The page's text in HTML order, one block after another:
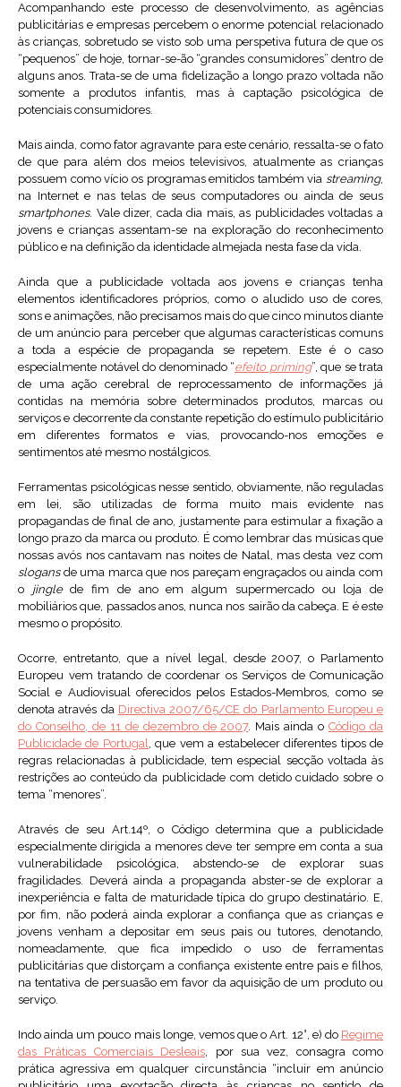
Acompanhando este processo de desenvolvimento, as agências
publicitárias e empresas percebem o enorme potencial relacionado
às crianças, sobretudo se visto sob uma perspetiva futura de que os
“pequenos” de hoje, tornar-se-ão “grandes consumidores” dentro de
alguns anos. Trata-se de uma fidelização a longo prazo voltada não
somente a produtos infantis, mas à captação psicológica de
potenciais consumidores.
Mais ainda, como fator agravante para este cenário, ressalta-se o fato
de que para além dos meios televisivos, atualmente as crianças
possuem como vício os programas emitidos também via streaming,
na Internet e nas telas de seus computadores ou ainda de seus
smartphones. Vale dizer, cada dia mais, as publicidades voltadas a
jovens e crianças assentam-se na exploração do reconhecimento
público e na definição da identidade almejada nesta fase da vida.
Ainda que a publicidade voltada aos jovens e crianças tenha
elementos identificadores próprios, como o aludido uso de cores,
sons e animações, não precisamos mais do que cinco minutos diante
de um anúncio para perceber que algumas características comuns
a toda a espécie de propaganda se repetem. Este é o caso
especialmente notável do denominado “efeito priming”, que se trata
de uma ação cerebral de reprocessamento de informações já
contidas na memória sobre determinados produtos, marcas ou
serviços e decorrente da constante repetição do estímulo publicitário
em diferentes formatos e vias, provocando-nos emoções e
sentimentos até mesmo nostálgicos.
Ferramentas psicológicas nesse sentido, obviamente, não reguladas
em lei, são utilizadas de forma muito mais evidente nas
propagandas de final de ano, justamente para estimular a fixação a
longo prazo da marca ou produto. É como lembrar das músicas que
nossas avós nos cantavam nas noites de Natal, mas desta vez com
slogansde uma marca que nos pareçam engraçados ou ainda com
o jinglede fim de ano em algum supermercado ou loja de
mobiliários que, passados anos, nunca nos sairão da cabeça. E é este
mesmo o propósito.
Ocorre, entretanto, que a nível legal, desde 2007, o Parlamento
Europeu vem tratando de coordenar os Serviços de Comunicação
Social e Audiovisual oferecidos pelos Estados-Membros, como se
denota através da Directiva 2007/65/CE do Parlamento Europeu e
do Conselho, de 11 de dezembro de 2007. Mais ainda oCódigo da
Publicidade de Portugal, que vem a estabelecer diferentes tipos de
regras relacionadas à publicidade, tem especial secção voltada às
restrições ao conteúdo da publicidade com detido cuidado sobre o
tema “menores”.
Através de seu Art.14º, o Código determina que a publicidade
especialmente dirigida a menores deve ter sempre em conta a sua
vulnerabilidade psicológica, abstendo-se de explorar suas
fragilidades. Deverá ainda a propaganda abster-se de explorar a
inexperiência e falta de maturidade típica do grupo destinatário. E,
por fim, não poderá ainda explorar a confiança que as crianças e
jovens venham a depositar em seus pais ou tutores, denotando,
nomeadamente, que fica impedido o uso de ferramentas
publicitárias que distorçam a confiança existente entre pais e filhos,
na tentativa de persuasão em favor da aquisição de um produto ou
serviço.
Indo ainda um pouco mais longe, vemos que o Art. 12°, e) do Regime
das Práticas Comerciais Desleais, por sua vez, consagra como
prática agressiva em qualquer circunstância “incluir em anúncio